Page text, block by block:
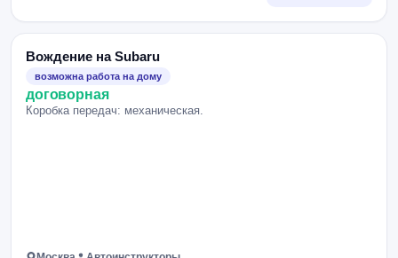
Вождение на Subaru
возможна работа на дому
договорная
Коробка передач: механическая.